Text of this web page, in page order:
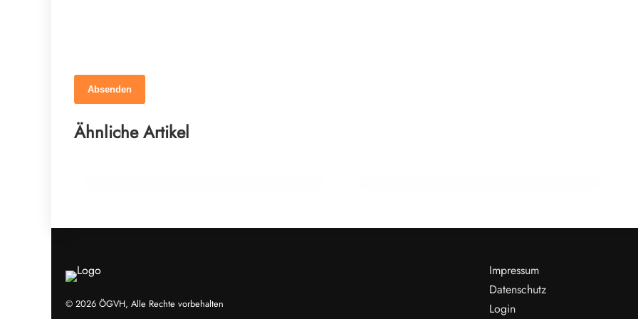
Absenden
Ähnliche Artikel
Braucht dein Pferd wirklich mehr
© 2026 ÖGVH, Alle Rechte vorbehalten
Impressum
Datenschutz
Login